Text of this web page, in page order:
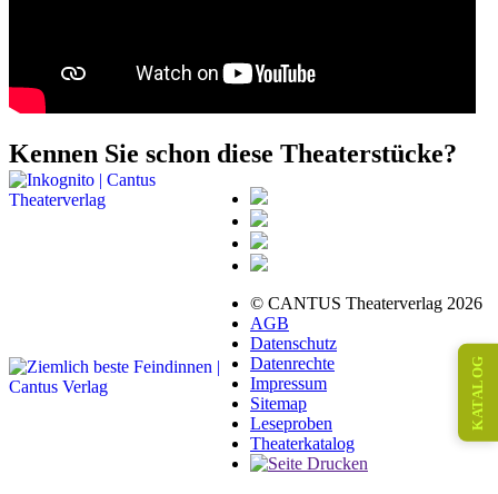
Kennen Sie schon diese Theaterstücke?
© CANTUS Theaterverlag 2026
AGB
Datenschutz
Datenrechte
Impressum
Sitemap
Leseproben
Theaterkatalog
KATALOG